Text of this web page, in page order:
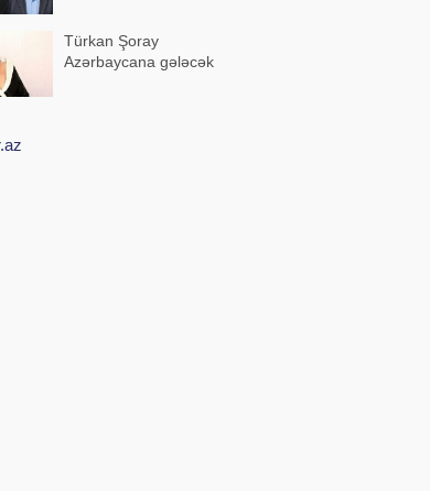
Türkan Şoray
Azərbaycana gələcək